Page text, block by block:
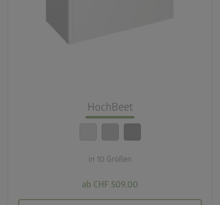
HochBeet
in 10 Größen
ab CHF 509,00
calendar_month
20 Jahre Garantie